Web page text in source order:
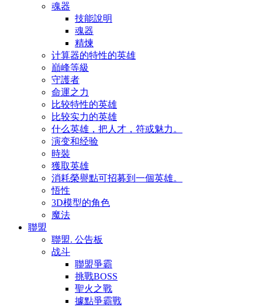
魂器
技能說明
魂器
精煉
计算器的特性的英雄
巔峰等級
守護者
命運之力
比较特性的英雄
比较实力的英雄
什么英雄，把人才，符或魅力。
演变和经验
時裝
獲取英雄
消耗榮譽點可招募到一個英雄。
悟性
3D模型的角色
魔法
聯盟
聯盟. 公告板
战斗
聯盟爭霸
挑戰BOSS
聖火之戰
據點爭霸戰